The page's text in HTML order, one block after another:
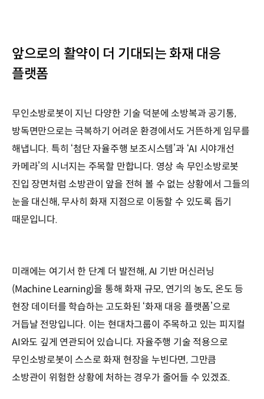
앞으로의 활약이 더 기대되는 화재 대응
플랫폼
무인소방로봇이 지닌 다양한 기술 덕분에 소방복과 공기통,
방독면만으로는 극복하기 어려운 환경에서도 거뜬하게 임무를
해냅니다. 특히 ‘첨단 자율주행 보조시스템’과 ‘AI 시야개선
카메라’의 시너지는 주목할 만합니다. 영상 속 무인소방로봇
진입 장면처럼 소방관이 앞을 전혀 볼 수 없는 상황에서 그들의
눈을 대신해, 무사히 화재 지점으로 이동할 수 있도록 돕기
때문입니다.
미래에는 여기서 한 단계 더 발전해, AI 기반 머신러닝
(Machine Learning)을 통해 화재 규모, 연기의 농도, 온도 등
현장 데이터를 학습하는 고도화된 ‘화재 대응 플랫폼’으로
거듭날 전망입니다. 이는 현대차그룹이 주목하고 있는 피지컬
AI와도 깊게 연관되어 있습니다. 자율주행 기술 적용으로
무인소방로봇이 스스로 화재 현장을 누빈다면, 그만큼
소방관이 위험한 상황에 처하는 경우가 줄어들 수 있겠죠.